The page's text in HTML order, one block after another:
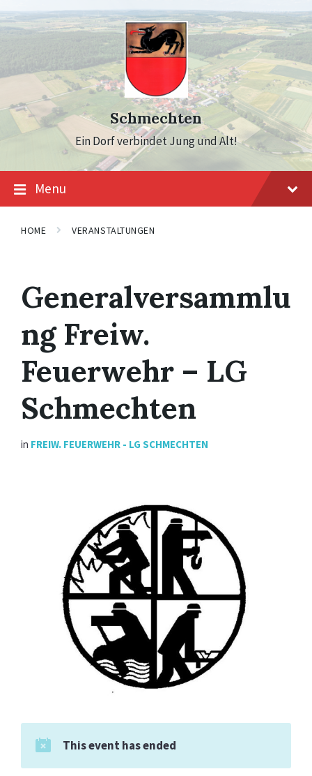
to
content
to
main
to
footer
Schmechten
Ein Dorf verbindet Jung und Alt!
Menu
HOME VERANSTALTUNGEN
Generalversammlu
ng Freiw.
Feuerwehr – LG
Schmechten
in FREIW. FEUERWEHR - LG SCHMECHTEN
This event has ended